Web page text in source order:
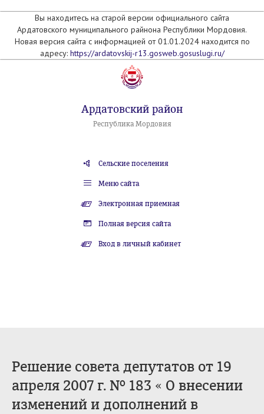
Вы находитесь на старой версии официального сайта
Ардатовского муниципального райнона Республики Мордовия.
Новая версия сайта с информацией от 01.01.2024 находится по
адресу: https://ardatovskij-r13.gosweb.gosuslugi.ru/
Ардатовский район
Республика Мордовия
Сельские поселения
Меню сайта
Электронная приемная
Полная версия сайта
Вход в личный кабинет
Решение совета депутатов от 19
апреля 2007 г. № 183 « О внесении
изменений и дополнений в